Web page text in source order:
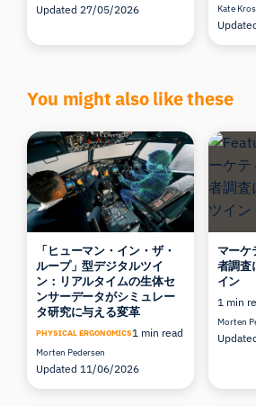
Updated 27/05/2026 Kate
You might also like these
「ヒューマン・イン・ザ・
ループ」型デジタルツイ
ン：リアルタイムの生体セ
ンサーデータがシミュレー
タ研究に与える変革
PHYSICAL ERGONOMICS1 min read
Morten Pedersen
Updated 11/06/2026
マーケ
者調査
イン
1 min
Morten